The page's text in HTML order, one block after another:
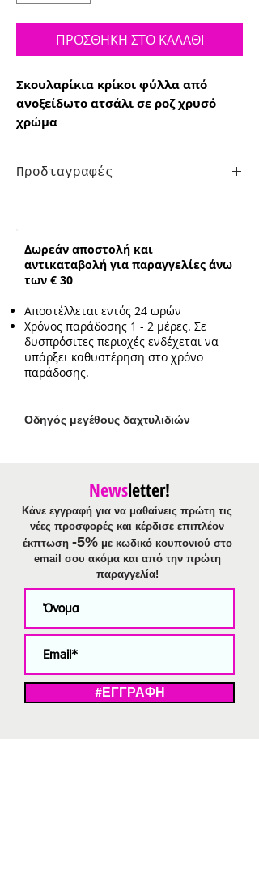
ΠΡΟΣΘΗΚΗ ΣΤΟ ΚΑΛΑΘΙ
Σκουλαρίκια κρίκοι φύλλα από
ανοξείδωτο ατσάλι σε ροζ χρυσό
χρώμα
Προδιαγραφές
Ενδεικτικό πλάτος:1cm
Δωρεάν αποστολή και
αντικαταβολή για παραγγελίες άνω
των € 30
Αποστέλλεται εντός 24 ωρών
Χρόνος παράδοσης 1 - 2 μέρες. Σε
δυσπρόσιτες περιοχές ενδέχεται να
υπάρξει καθυστέρηση στο χρόνο
παράδοσης.
Οδηγός μεγέθους δαχτυλιδιών
Newsletter!
Κάνε εγγραφή για να μαθαίνεις πρώτη τις
νέες προσφορές και κέρδισε επιπλέον
έκπτωση -5%με κωδικό κουπονιού στο
email σου ακόμα και από την πρώτη
παραγγελία!
#ΕΓΓΡΑΦΗ